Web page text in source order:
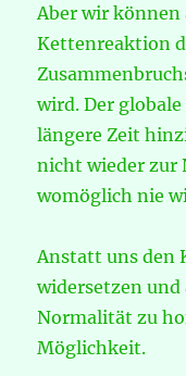
Aber wir können
Kettenreaktion
wird. Der
längere Zeit
nicht wieder zur
womöglich nie
Anstatt uns den
widersetzen und
Normalität zu
Möglichkeit.